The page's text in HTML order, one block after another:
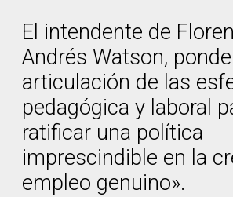
El intendente de
Andrés Watson,
articulación de las
pedagógica y laboral
ratificar una política
imprescindible en la
empleo genuino».